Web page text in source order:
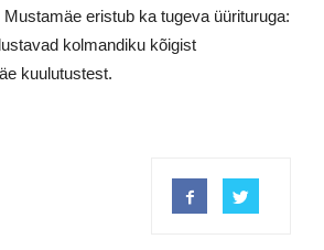
eristub ka tugeva üürituruga:
kolmandiku kõigist
kuulutustest.